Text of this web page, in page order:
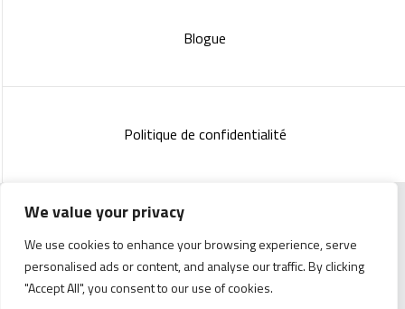
We value your privacy
We use cookies to enhance your browsing experience, serve
personalised ads or content, and analyse our traffic. By clicking
"Accept All", you consent to our use of cookies.
Blogue
Politique de confidentialité
Copyright 2023 :Standish Communications& Mélissa
Lachance